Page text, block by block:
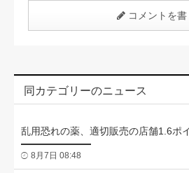
コメントを書
同カテゴリーのニュース
乱用恐れの薬、適切販売の店舗1.6ポ
8月7日 08:48